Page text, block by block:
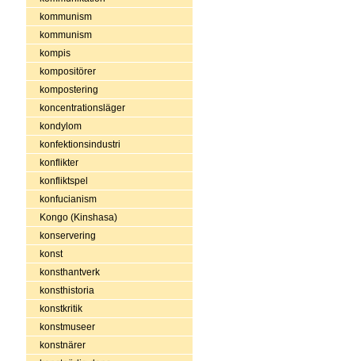
kommunism
kommunism
kompis
kompositörer
kompostering
koncentrationsläger
kondylom
konfektionsindustri
konflikter
konfliktspel
konfucianism
Kongo (Kinshasa)
konservering
konst
konsthantverk
konsthistoria
konstkritik
konstmuseer
konstnärer